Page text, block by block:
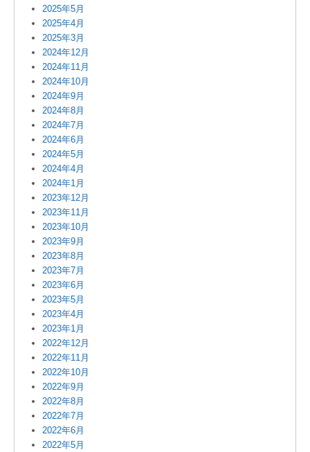
2025年5月
2025年4月
2025年3月
2024年12月
2024年11月
2024年10月
2024年9月
2024年8月
2024年7月
2024年6月
2024年5月
2024年4月
2024年1月
2023年12月
2023年11月
2023年10月
2023年9月
2023年8月
2023年7月
2023年6月
2023年5月
2023年4月
2023年1月
2022年12月
2022年11月
2022年10月
2022年9月
2022年8月
2022年7月
2022年6月
2022年5月